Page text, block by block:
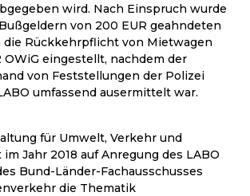
wird. Nach Einspruch wurde
von 200 EUR geahndeten
die Rückkehrpflicht von Mietwagen
OWiG eingestellt, nachdem der
von Feststellungen der Polizei
umfassend ausermittelt war.
für Umwelt, Verkehr und
Jahr 2018 auf Anregung des LABO
Bund-Länder-Fachausschusses
die Thematik